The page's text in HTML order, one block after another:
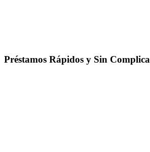
Préstamos Rápidos y Sin